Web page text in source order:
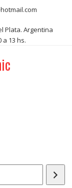
Plata. Argentina
a 13 hs.